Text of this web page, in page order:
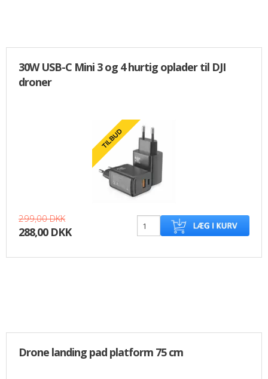
30W USB-C Mini 3 og 4 hurtig oplader til DJI
droner
299,00 DKK
288,00 DKK
Drone landing pad platform 75 cm